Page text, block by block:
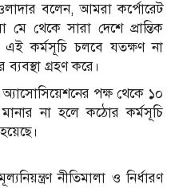
বলেন, আমরা কর্পোরেট
থেকে সারা দেশে প্রান্তিক
এই কর্মসূচি চলবে যতক্ষণ না
গ্রহণ করে।
অ্যাসোসিয়েশনের পক্ষ থেকে ১০
না হলে কঠোর কর্মসূচি
নীতিমালা ও নির্ধারণ